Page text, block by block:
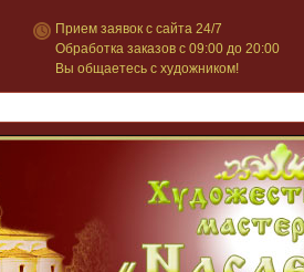
Прием заявок с сайта 24/7
Обработка заказов с 09:00 до 20:00
Вы общаетесь с художником!